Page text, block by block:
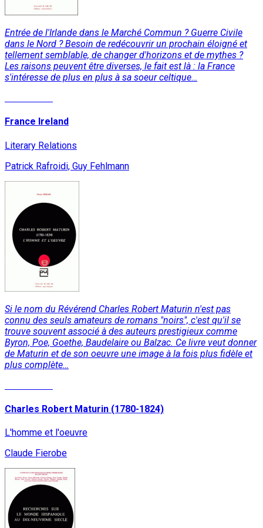
Entrée de l'Irlande dans le Marché Commun ? Guerre Civile
dans le Nord ? Besoin de redécouvrir un prochain éloigné et
tellement semblable, de changer d'horizons et de mythes ?
Les raisons peuvent être diverses, le fait est là : la France
s'intéresse de plus en plus à sa soeur celtique…
France Ireland
Literary Relations
Patrick Rafroidi, Guy Fehlmann
Si le nom du Révérend Charles Robert Maturin n'est pas
connu des seuls amateurs de romans "noirs", c'est qu'il se
trouve souvent associé à des auteurs prestigieux comme
Byron, Poe, Goethe, Baudelaire ou Balzac. Ce livre veut donner
de Maturin et de son oeuvre une image à la fois plus fidèle et
plus complète…
Charles Robert Maturin (1780-1824)
L'homme et l'oeuvre
Claude Fierobe